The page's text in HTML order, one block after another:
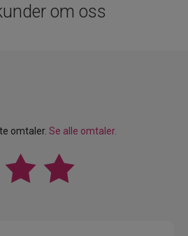
om oss
omtaler. Se alle omtaler.